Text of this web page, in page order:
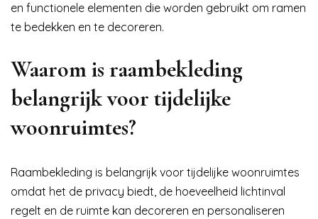
en functionele elementen die worden gebruikt om ramen
te bedekken en te decoreren.
Waarom is raambekleding
belangrijk voor tijdelijke
woonruimtes?
Raambekleding is belangrijk voor tijdelijke woonruimtes
omdat het de privacy biedt, de hoeveelheid lichtinval
regelt en de ruimte kan decoreren en personaliseren